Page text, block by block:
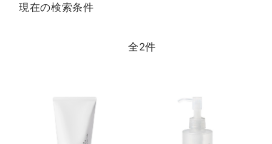
現在の検索条件
全2件